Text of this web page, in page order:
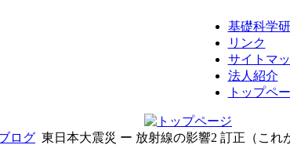
基礎科学
リンク
サイトマ
法人紹介
トップペ
ログ 東日本大震災 ー 放射線の影響2 訂正（これ